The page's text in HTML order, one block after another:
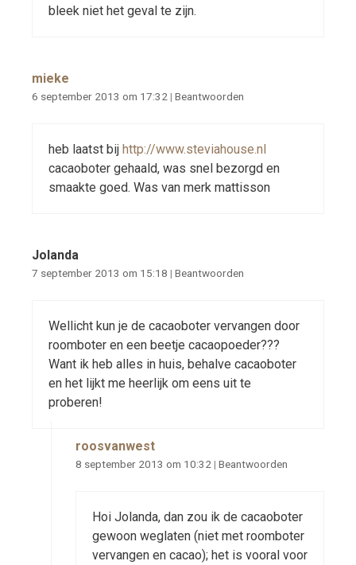
bleek niet het geval te zijn.
mieke
6 september 2013 om 17:32 | Beantwoorden
heb laatst bij http://www.steviahouse.nl
cacaoboter gehaald, was snel bezorgd en
smaakte goed. Was van merk mattisson
Jolanda
7 september 2013 om 15:18 | Beantwoorden
Wellicht kun je de cacaoboter vervangen door
roomboter en een beetje cacaopoeder???
Want ik heb alles in huis, behalve cacaoboter
en het lijkt me heerlijk om eens uit te
proberen!
roosvanwest
8 september 2013 om 10:32 | Beantwoorden
Hoi Jolanda, dan zou ik de cacaoboter
gewoon weglaten (niet met roomboter
vervangen en cacao); het is vooral voor